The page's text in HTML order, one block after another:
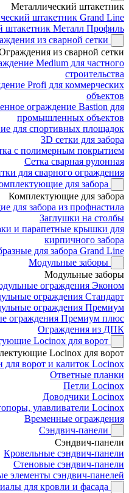
Металлический штакетник
штакетник Grand Line
штакетник Металл Профиль
из сварной сетки
из сварной сетки
Medium для частного
строительства
Profi для коммерческих
объектов
ограждение Bastion для
промышленных объектов
для спортивных площадок
3D сетки для забора
с полимерным покрытием
Сетка сварная рулонная
для сварного ограждения
для забора
Комплектующие для забора
для забора из профнастила
Заглушки на столбы
и парапетные крышки для
кирпичного забора
для забора Grand Line
Модульные заборы
Модульные заборы
ограждения Эконом
ограждения Стандарт
ограждения Премиум
ограждения Премиум плюс
Ограждения из ДПК
Locinox для ворот
Locinox для ворот
для ворот и калиток Locinox
Ответные планки
Петли Locinox
Доводчики Locinox
улавливатели Locinox
Временные ограждения
Сэндвич-панели
Сэндвич-панели
Кровельные сэндвич-панели
Стеновые сэндвич-панели
элементы сэндвич-панелей
для кровли и фасада